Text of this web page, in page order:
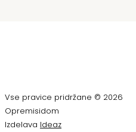
Vse pravice pridržane © 2026
Opremisidom
Izdelava Ideaz